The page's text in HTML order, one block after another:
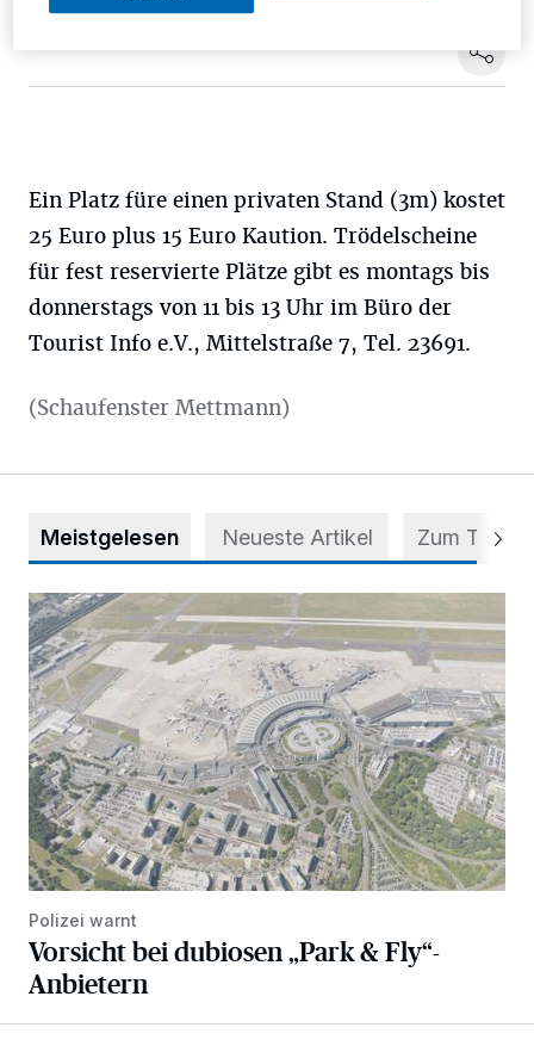
Ein Platz füre einen privaten Stand (3m) kostet
25 Euro plus 15 Euro Kaution. Trödelscheine
für fest reservierte Plätze gibt es montags bis
donnerstags von 11 bis 13 Uhr im Büro der
Tourist Info e.V., Mittelstraße 7, Tel. 23691.
(Schaufenster Mettmann)
Meistgelesen Neueste Artikel Zum Thema
Vorsicht bei dubiosen „Park & Fly“-Anbietern
Polizei warnt
Vorsicht bei dubiosen „Park & Fly“-
Anbietern